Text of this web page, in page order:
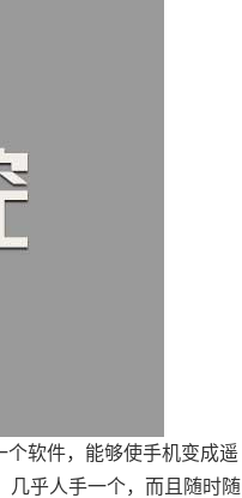
个软件，能够使手机变成遥
几乎人手一个，而且随时随